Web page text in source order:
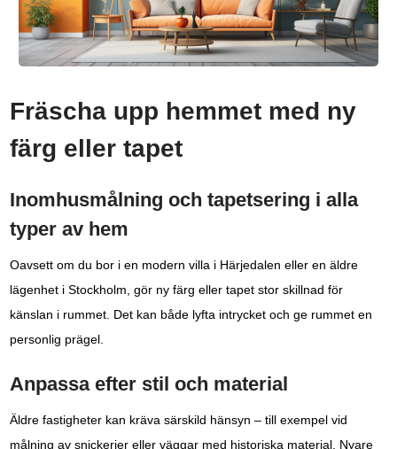
Fräscha upp hemmet med ny
färg eller tapet
Inomhusmålning och tapetsering i alla
typer av hem
Oavsett om du bor i en modern villa i Härjedalen eller en äldre
lägenhet i Stockholm, gör ny färg eller tapet stor skillnad för
känslan i rummet. Det kan både lyfta intrycket och ge rummet en
personlig prägel.
Anpassa efter stil och material
Äldre fastigheter kan kräva särskild hänsyn – till exempel vid
målning av snickerier eller väggar med historiska material. Nyare